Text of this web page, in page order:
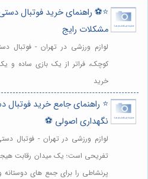
⭐️⚽️ راهنمای خرید فوتبال
مشکلات رایج
لوازم ورزشی در تهران - فوتبال
کوچک، فراتر از یک بازی ساده و
خرید
⭐️ راهنمای جامع خرید فوتبال
نگهداری اصولی ⚽️
لوازم ورزشی در تهران - فوتبال
تفریحی است؛ یک میدان رقابت
پرنشاطی را برای جمع های